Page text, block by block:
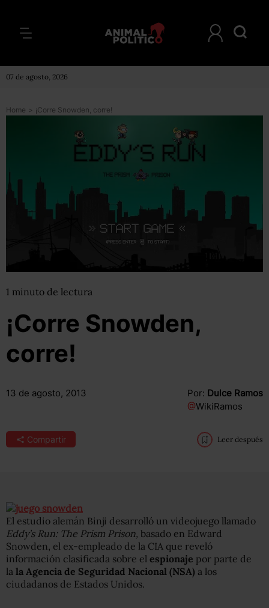
07 de agosto, 2026
Home > ¡Corre Snowden, corre!
1 minuto de lectura
¡Corre Snowden,
corre!
13 de agosto, 2013 Por: Dulce Ramos
@WikiRamos
Compartir Leer después
El estudio alemán Binji desarrolló un videojuego llamado
Eddy’s Run: The Prism Prison, basado en Edward
Snowden, el ex-empleado de la CIA que reveló
información clasificada sobre el espionaje por parte de
la la Agencia de Seguridad Nacional (NSA) a los
ciudadanos de Estados Unidos.